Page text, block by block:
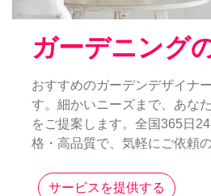
ガーデニング
おすすめのガーデンデザイナ
す。細かいニーズまで、あな
をご提案します。全国365日
格・高品質で、気軽にご依頼
サービスを提供する